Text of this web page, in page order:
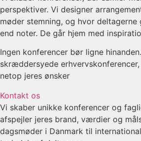
perspektiver. Vi designer
møder stemning, og hvor deltagerne
end noter. De går hjem med
Ingen konferencer bør ligne
skræddersyede
netop jeres ønsker
Kontakt os
Vi skaber unikke konferencer og
afspejler jeres brand, værdier og
dagsmøder i Danmark til